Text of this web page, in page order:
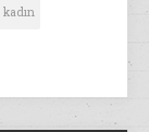
kadın